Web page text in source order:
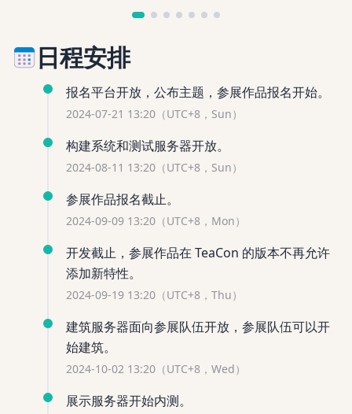
日程安排
报名平台开放，公布主题，参展作品报名开始。
2024-07-21 13:20（UTC+8，Sun）
构建系统和测试服务器开放。
2024-08-11 13:20（UTC+8，Sun）
参展作品报名截止。
2024-09-09 13:20（UTC+8，Mon）
开发截止，参展作品在 TeaCon 的版本不再允许
添加新特性。
2024-09-19 13:20（UTC+8，Thu）
建筑服务器面向参展队伍开放，参展队伍可以开
始建筑。
2024-10-02 13:20（UTC+8，Wed）
展示服务器开始内测。